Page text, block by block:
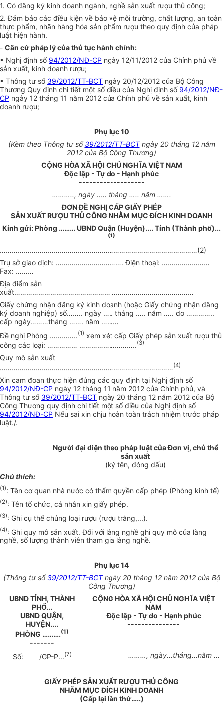
1. Có đăng ký kinh doanh ngành, nghề sản xuất rượu thủ công;
2. Đảm bảo các điều kiện về bảo vệ môi trường, chất lượng, an toàn
thực phẩm, nhãn hàng hóa sản phẩm rượu theo quy định của pháp
luật hiện hành.
- Căn cứ pháp lý của thủ tục hành chính:
▪ Nghị định số 94/2012/NĐ-CP ngày 12/11/2012 của Chính phủ về
sản xuất, kinh doanh rượu;
▪ Thông tư số 39/2012/TT-BCT ngày 20/12/2012 của Bộ Công
Thương Quy định chi tiết một số điều của Nghị định số 94/2012/NĐ-
CP ngày 12 tháng 11 năm 2012 của Chính phủ về sản xuất, kinh
doanh rượu;
Phụ lục 10
(Kèm theo Thông tư số39/2012/TT-BCTngày 20 tháng 12 năm
2012 của Bộ Công Thương)
CỘNG HÒA XÃ HỘI CHỦ NGHĨA VIỆT NAM
Độc lập - Tự do - Hạnh phúc
-------------------
……….., ngày ….. tháng ….. năm…….
ĐƠN ĐỀ NGHỊ CẤP GIẤY PHÉP
SẢN XUẤT RƯỢU THỦ CÔNG NHẰM MỤC ĐÍCH KINH DOANH
Kính gửi: Phòng ………UBND Quận (Huyện).... Tỉnh (Thành phố)...
(1)
………………………………………………………………………………………(2)
Trụ sở giao dịch: …………………………….Điện thoại: ……………………
Fax: ………
Địa điểm sản
xuất………………………………………………………………………………
Giấy chứng nhận đăng ký kinh doanh (hoặc Giấy chứng nhận đăng
ký doanh nghiệp) số…….. ngày ….. tháng ….. năm ….. do …………..
cấp ngày………tháng ……. năm ………
Đề nghị Phòng
(1) xem xét cấp Giấy phép sản xuất rượu thủ
công các loại: …………… ………………………..(3)
Quy mô sản xuất
……………………………………………………………………………(4)
Xin cam đoan thực hiện đúng các quy định tại Nghị định số
94/2012/NĐ-CP ngày 12 tháng 11 năm 2012 của Chính phủ, và
Thông tư số 39/2012/TT-BCT ngày 20 tháng 12 năm 2012 của Bộ
Công Thương quy định chi tiết một số điều của Nghị định số
94/2012/NĐ-CP Nếu sai xin chịu hoàn toàn trách nhiệm trước pháp
luật./.
Người đại diện theo pháp luật của Đơn vị, chủ thể
sản xuất
(ký tên, đóng dấu)
Chúthích:
(1): Tên cơ quan nhà nước có thẩm quyền cấp phép (Phòng kinh tế)
(2): Tên tổ chức, cá nhân xin giấy phép.
(3): Ghi cụ thể chủng loại rượu (rượu trắng,...).
(4): Ghi quy mô sản xuất. Đối với làng nghề ghi quy mô của làng
nghề, số lượng thành viên tham gia làng nghề.
Phụ lục 14
(Thông tư số39/2012/TT-BCTngày 20 tháng 12 năm 2012 của Bộ
Công Thương)
UBND TỈNH, THÀNH
PHỐ...
UBND QUẬN,
HUYỆN....
PHÒNG ……….(1)
-------
CỘNG HÒA XÃ HỘI CHỦ NGHĨA VIỆT
NAM
Độc lập - Tự do - Hạnh phúc
---------------
Số: /GP-P...(7) ………, ngày...tháng...năm ...
GIẤY PHÉP SẢN XUẤT RƯỢU THỦ CÔNG
NHẰM MỤC ĐÍCH KINH DOANH
(Cấplại lần thứ…..)